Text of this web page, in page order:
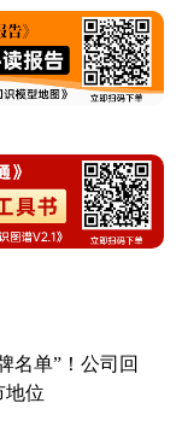
名单”！公司回
地位